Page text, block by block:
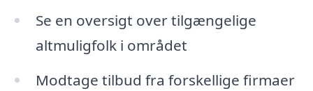
Se en oversigt over tilgængelige
altmuligfolk i området
Modtage tilbud fra forskellige firmaer